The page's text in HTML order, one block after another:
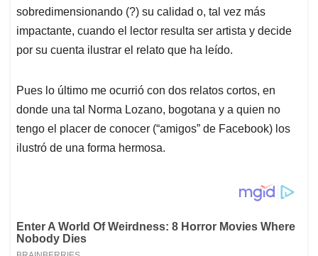
sobredimensionando (?) su calidad o, tal vez más
impactante, cuando el lector resulta ser artista y decide
por su cuenta ilustrar el relato que ha leído.
Pues lo último me ocurrió con dos relatos cortos, en
donde una tal Norma Lozano, bogotana y a quien no
tengo el placer de conocer (“amigos” de Facebook) los
ilustró de una forma hermosa.